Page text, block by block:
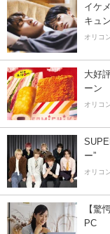
イケ
キュン
オリコ
大好
ーン
オリコ
ー”
オリコ
【驚
PC